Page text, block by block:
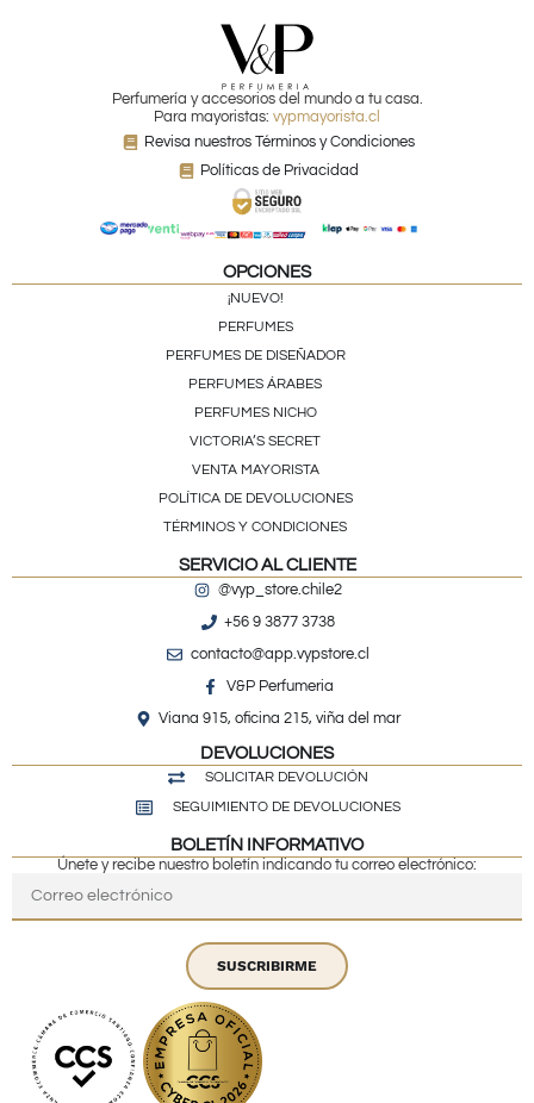
Perfumería y accesorios del mundo a tu casa.
Para mayoristas: vypmayorista.cl
Revisa nuestros Términos y Condiciones
Políticas de Privacidad
OPCIONES
¡NUEVO!
PERFUMES
PERFUMES DE DISEÑADOR
PERFUMES ÁRABES
PERFUMES NICHO
VICTORIA’S SECRET
VENTA MAYORISTA
POLÍTICA DE DEVOLUCIONES
TÉRMINOS Y CONDICIONES
SERVICIO AL CLIENTE
@vyp_store.chile2
+56 9 3877 3738
contacto@app.vypstore.cl
V&P Perfumeria
Viana 915, oficina 215, viña del mar
DEVOLUCIONES
SOLICITAR DEVOLUCIÓN
SEGUIMIENTO DE DEVOLUCIONES
BOLETÍN INFORMATIVO
Únete y recibe nuestro boletín indicando tu correo electrónico:
SUSCRIBIRME